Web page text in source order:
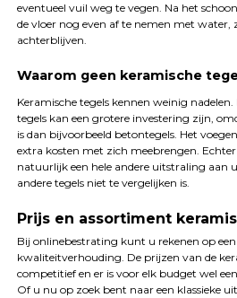
eventueel vuil weg te vegen. Na het
de vloer nog even af te nemen met water,
achterblijven.
Waarom geen keramische
Keramische tegels kennen weinig
tegels kan een grotere investering zijn,
is dan bijvoorbeeld betontegels. Het
extra kosten met zich meebrengen.
natuurlijk een hele andere uitstraling aan
andere tegels niet te vergelijken is.
Prijs en assortiment
Bij onlinebestrating kunt u rekenen op
kwaliteitverhouding. De prijzen van de
competitief en er is voor elk budget wel
Of u nu op zoek bent naar een klassieke